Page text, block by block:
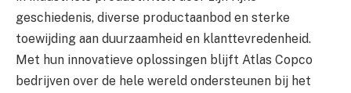
geschiedenis, diverse productaanbod en sterke
toewijding aan duurzaamheid en klanttevredenheid.
Met hun innovatieve oplossingen blijft Atlas Copco
bedrijven over de hele wereld ondersteunen bij het